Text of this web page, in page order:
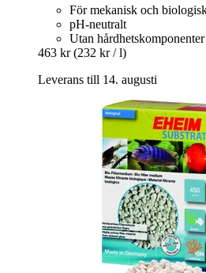
För mekanisk och
pH-neutralt
Utan hårdhetskomponenter
463 kr (232 kr / l)
Leverans till 14. augusti